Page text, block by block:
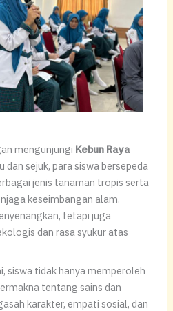
mengunjungi Kebun Raya
dan sejuk, para siswa bersepeda
jenis tanaman tropis serta
keseimbangan alam.
tetapi juga
dan rasa syukur atas
siswa tidak hanya memperoleh
tentang sains dan
karakter, empati sosial, dan